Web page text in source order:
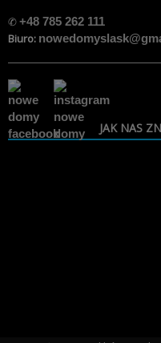
✆+48 785 262 111
Biuro:
JAK NAS